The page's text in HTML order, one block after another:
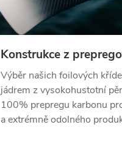
Konstrukce z
Výběr našich foilových
jádrem z vysokohustotní
100% prepregu karbonu
a extrémně odolného